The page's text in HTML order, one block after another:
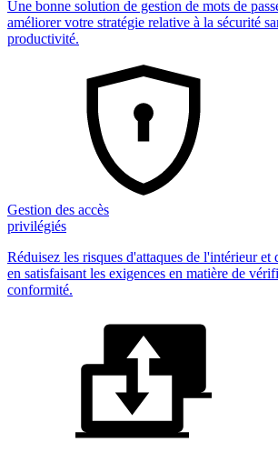
Une bonne solution de gestion de mots de
améliorer votre stratégie relative à la sécurité
productivité.
Gestion des accès
privilégiés
Réduisez les risques d'attaques de l'intérieur et
en satisfaisant les exigences en matière de
conformité.